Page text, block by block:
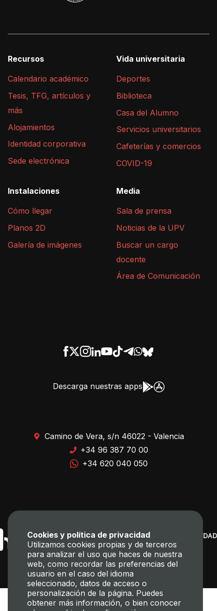
Recursos
Calendario académico
Tesis, TFG, artículos y
más
Alojamientos
Identidad corporativa
Sede electrónica
Vida universitaria
Deportes
Biblioteca
Casa del Alumno
Servicios universitarios
Cafeterías y comercios
COVID-19
Instalaciones
Cómo llegar
Planos 2D
Galería de imágenes
Media
Sala de prensa
Noticias de la UPV
Buscar un cargo
docente
Área de Comunicación
Descarga nuestras apps
Camino de Vera, s/n 46022 - Valencia
+34 96 387 70 00
+34 620 040 050
Cookies y política de privacidad
Utilizamos cookies propias y de terceros
para analizar el uso que haces de nuestra
web, como recordar las preferencias del
usuario en el caso del idioma
seleccionado, datos de acceso o
personalización de la página. Puedes
obtener más información, o bien conocer